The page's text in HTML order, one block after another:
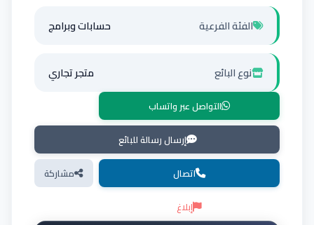
الفئة الفرعية حسابات وبرامج
نوع البائع متجر تجاري
التواصل عبر واتساب
إرسال رسالة للبائع
اتصال
مشاركة
إبلاغ